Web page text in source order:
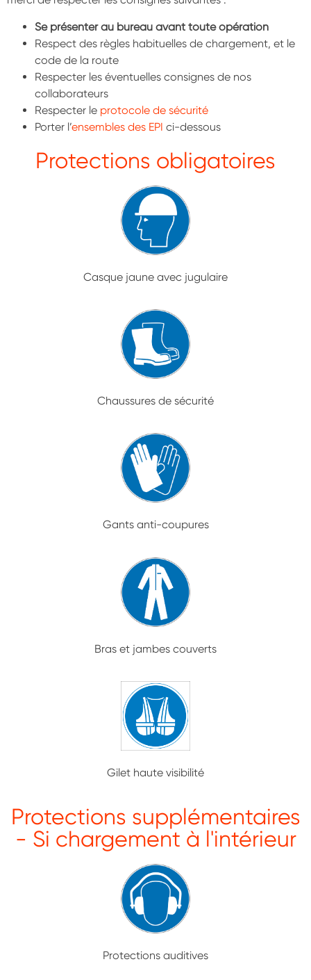
Se présenter au bureau avant toute opération
Respect des règles habituelles de chargement, et le
code de la route
Respecter les éventuelles consignes de nos
collaborateurs
Respecter le protocole de sécurité
Porter l’ensembles des EPI ci-dessous
Protections obligatoires
Casque jaune avec jugulaire
Chaussures de sécurité
Gants anti-coupures
Bras et jambes couverts
Gilet haute visibilité
Protections supplémentaires
- Si chargement à l'intérieur
Protections auditives